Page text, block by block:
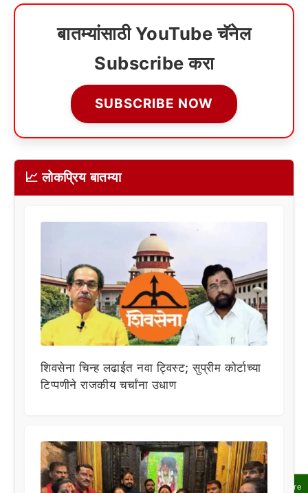
Share
बातम्यांसाठी YouTube चॅनेल
Subscribe करा
SUBSCRIBE NOW
📈 लोकप्रिय बातम्या
शिवसेना चिन्ह लढाईत नवा ट्विस्ट; सुप्रीम कोर्टाच्या
टिप्पणीने राजकीय चर्चांना उधाण